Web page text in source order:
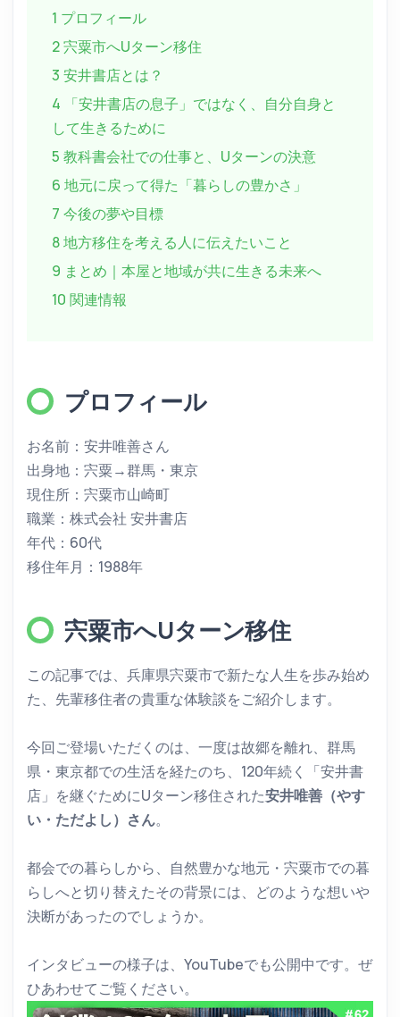
1 プロフィール
2 宍粟市へUターン移住
3 安井書店とは？
4 「安井書店の息子」ではなく、自分自身と
して生きるために
5 教科書会社での仕事と、Uターンの決意
6 地元に戻って得た「暮らしの豊かさ」
7 今後の夢や目標
8 地方移住を考える人に伝えたいこと
9 まとめ｜本屋と地域が共に生きる未来へ
10 関連情報
プロフィール
お名前：安井唯善さん
出身地：宍粟→群馬・東京
現住所：宍粟市山崎町
職業：株式会社 安井書店
年代：60代
移住年月：1988年
宍粟市へUターン移住
この記事では、兵庫県宍粟市で新たな人生を歩み始め
た、先輩移住者の貴重な体験談をご紹介します。
今回ご登場いただくのは、一度は故郷を離れ、群馬
県・東京都での生活を経たのち、120年続く「安井書
店」を継ぐためにUターン移住された安井唯善（やす
い・ただよし）さん。
都会での暮らしから、自然豊かな地元・宍粟市での暮
らしへと切り替えたその背景には、どのような想いや
決断があったのでしょうか。
インタビューの様子は、YouTubeでも公開中です。ぜ
ひあわせてご覧ください。